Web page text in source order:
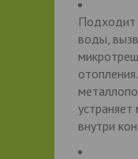
Подходит
воды,
внутри